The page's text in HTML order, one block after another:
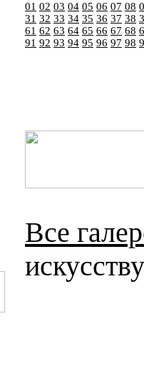
01 02 03 04 05 06 07 08
31 32 33 34 35 36 37 38
61 62 63 64 65 66 67 68
91 92 93 94 95 96 97 98
Все